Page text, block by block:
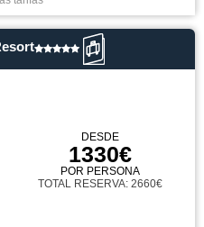
DESDE
1330€
POR PERSONA
TOTAL RESERVA: 2660€